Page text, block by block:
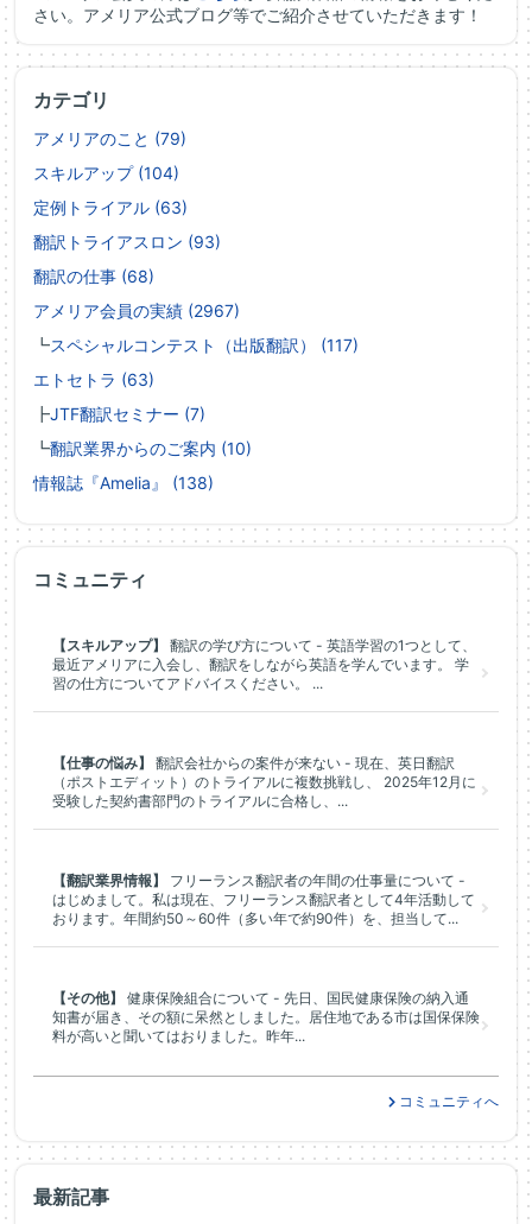
さい。アメリア公式ブログ等でご紹介させていただきます！
カテゴリ
アメリアのこと (79)
スキルアップ (104)
定例トライアル (63)
翻訳トライアスロン (93)
翻訳の仕事 (68)
アメリア会員の実績 (2967)
┗スペシャルコンテスト（出版翻訳） (117)
エトセトラ (63)
┣JTF翻訳セミナー (7)
┗翻訳業界からのご案内 (10)
情報誌『Amelia』 (138)
最新記事
コミュニティ
【スキルアップ】
翻訳の学び方について - 英語学習の1つとして、
最近アメリアに入会し、翻訳をしながら英語を学んでいます。 学
習の仕方についてアドバイスください。 ...
【仕事の悩み】
翻訳会社からの案件が来ない - 現在、英日翻訳
（ポストエディット）のトライアルに複数挑戦し、 2025年12月に
受験した契約書部門のトライアルに合格し、...
【翻訳業界情報】
フリーランス翻訳者の年間の仕事量について -
はじめまして。私は現在、フリーランス翻訳者として4年活動して
おります。年間約50～60件（多い年で約90件）を、担当して...
【その他】
健康保険組合について - 先日、国民健康保険の納入通
知書が届き、その額に呆然としました。居住地である市は国保保険
料が高いと聞いてはおりました。昨年...
コミュニティへ